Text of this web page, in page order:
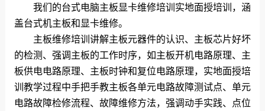
我们的台式电脑主板显卡维修培训实地面授培训，涵
盖台式机主板和显卡维修。
主板维修培训讲解主板元器件的认识、主板芯片好坏
的检测、强调主板的工作时序，如主板开机电路原理、主
板供电电路原理、主板时钟和复位电路原理，实地面授培
训教学过程中手把手教主板各单元电路故障测试点、单元
电路故障检修流程、故障维修方法，强调动手实践、点位